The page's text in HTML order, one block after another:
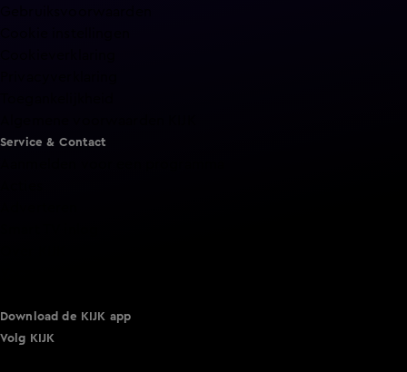
Service & Contact
Download de KIJK app
Volg KIJK